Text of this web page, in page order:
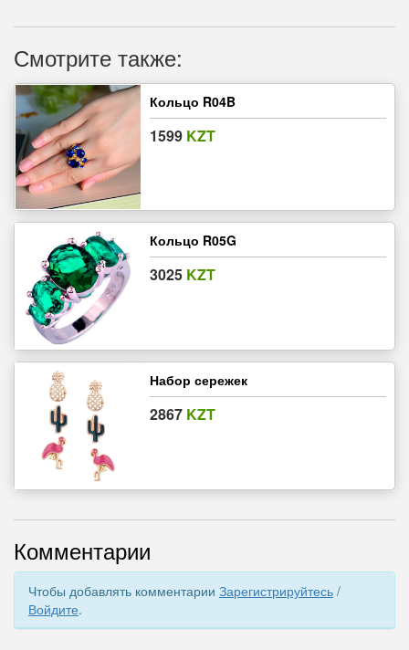
Смотрите также:
Кольцо R04B
1599 KZT
Кольцо R05G
3025 KZT
Набор сережек
2867 KZT
Комментарии
Чтобы добавлять комментарии Зарегистрируйтесь /
Войдите.